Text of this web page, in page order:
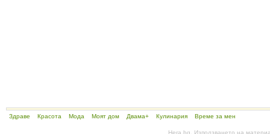
Здраве Красота Мода Моят дом Двама+ Кулинария Време за мен
Hera.bg. Използването на